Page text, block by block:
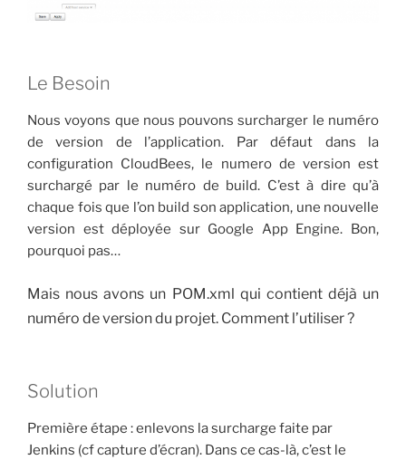
Le Besoin
Nous voyons que nous pouvons surcharger le numéro
de version de l’application. Par défaut dans la
configuration CloudBees, le numero de version est
surchargé par le numéro de build. C’est à dire qu’à
chaque fois que l’on build son application, une nouvelle
version est déployée sur Google App Engine. Bon,
pourquoi pas…
Mais nous avons un POM.xml qui contient déjà un
numéro de version du projet. Comment l’utiliser ?
Solution
Première étape : enlevons la surcharge faite par
Jenkins (cf capture d’écran). Dans ce cas-là, c’est le